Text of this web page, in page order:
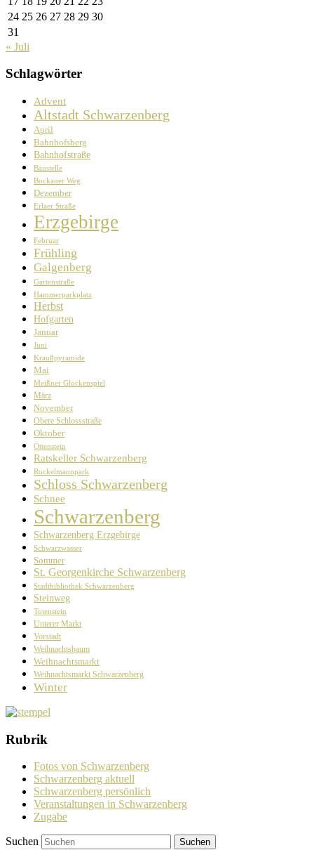
24 25 26 27 28 29 30
31
« Juli
Schlagwörter
Advent
Altstadt Schwarzenberg
April
Bahnhofsberg
Bahnhofstraße
Baustelle
Bockauer Weg
Dezember
Erlaer Straße
Erzgebirge
Februar
Frühling
Galgenberg
Gartenstraße
Hammerparkplatz
Herbst
Hofgarten
Januar
Juni
Kraußpyramide
Mai
Meißner Glockenspiel
März
November
Obere Schlossstraße
Oktober
Ottenstein
Ratskeller Schwarzenberg
Rockelmannpark
Schloss Schwarzenberg
Schnee
Schwarzenberg
Schwarzenberg Erzgebirge
Schwarzwasser
Sommer
St. Georgenkirche Schwarzenberg
Stadtbibliothek Schwarzenberg
Steinweg
Totenstein
Unterer Markt
Vorstadt
Weihnachtsbaum
Weihnachtsmarkt
Weihnachtsmarkt Schwarzenberg
Winter
Rubrik
Fotos von Schwarzenberg
Schwarzenberg aktuell
Schwarzenberg persönlich
Veranstaltungen in Schwarzenberg
Zugabe
Suchen